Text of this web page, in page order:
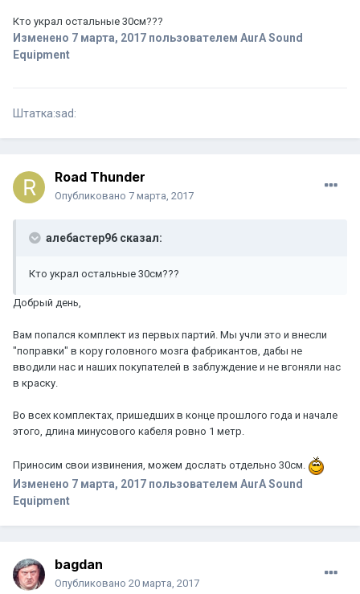
Кто украл остальные 30см???
Изменено 7 марта, 2017 пользователем AurA Sound
Equipment
Штатка:sad:
Road Thunder
Опубликовано 7 марта, 2017
алебастер96 сказал:
Кто украл остальные 30см???
Добрый день,
Вам попался комплект из первых партий. Мы учли это и внесли
"поправки" в кору головного мозга фабрикантов, дабы не
вводили нас и наших покупателей в заблуждение и не вгоняли нас
в краску.
Во всех комплектах, пришедших в конце прошлого года и начале
этого, длина минусового кабеля ровно 1 метр.
Приносим свои извинения, можем дослать отдельно 30см.
Изменено 7 марта, 2017 пользователем AurA Sound
Equipment
bagdan
Опубликовано 20 марта, 2017